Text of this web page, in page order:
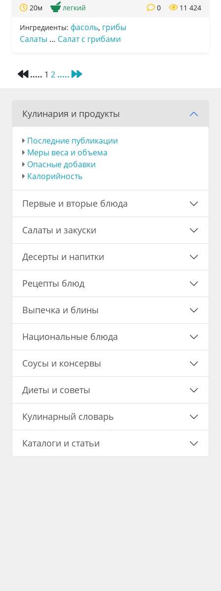
20м легкий 11 424
0
Ингредиенты: фасоль, грибы
Салаты … Салат с грибами
..... 1 2 .....
Кулинария и продукты
Последние публикации
Меры веса и объема
Опасные добавки
Калорийность
Первые и вторые блюда
Салаты и закуски
Десерты и напитки
Рецепты блюд
Выпечка и блины
Национальные блюда
Соусы и консервы
Диеты и советы
Кулинарный словарь
Каталоги и статьи